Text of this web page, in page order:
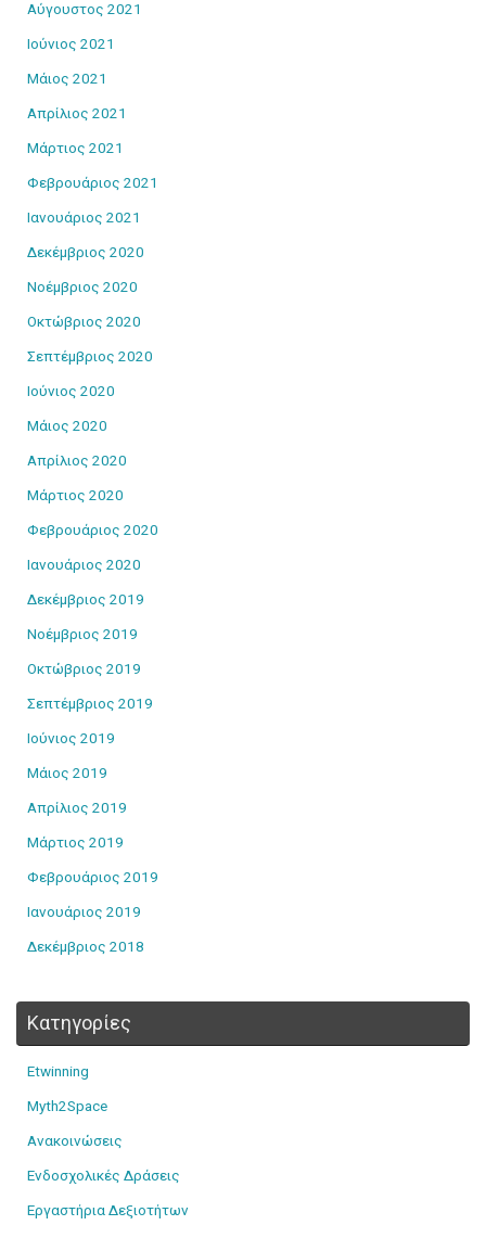
Αύγουστος 2021
Ιούνιος 2021
Μάιος 2021
Απρίλιος 2021
Μάρτιος 2021
Φεβρουάριος 2021
Ιανουάριος 2021
Δεκέμβριος 2020
Νοέμβριος 2020
Οκτώβριος 2020
Σεπτέμβριος 2020
Ιούνιος 2020
Μάιος 2020
Απρίλιος 2020
Μάρτιος 2020
Φεβρουάριος 2020
Ιανουάριος 2020
Δεκέμβριος 2019
Νοέμβριος 2019
Οκτώβριος 2019
Σεπτέμβριος 2019
Ιούνιος 2019
Μάιος 2019
Απρίλιος 2019
Μάρτιος 2019
Φεβρουάριος 2019
Ιανουάριος 2019
Δεκέμβριος 2018
Kατηγορίες
Etwinning
Myth2Space
Ανακοινώσεις
Ενδοσχολικές Δράσεις
Εργαστήρια Δεξιοτήτων